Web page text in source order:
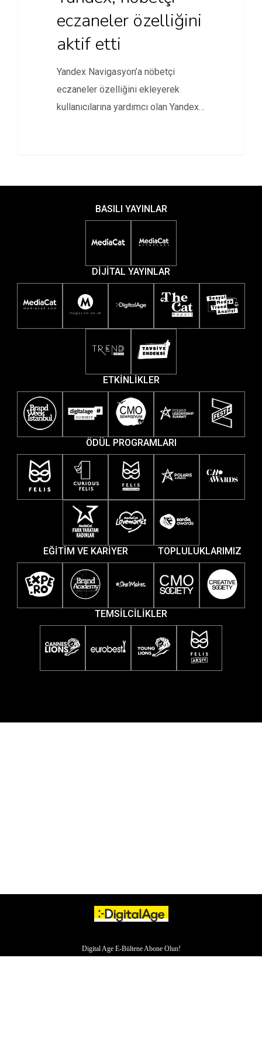
eczaneler özelliğini
aktif etti
Yandex Navigasyon’a nöbetçi
eczaneler özelliğini ekleyerek
kullanıcılarına yardımcı olan Yandex,
BASILI YAYINLAR
DİJİTAL YAYINLAR
ETKİNLİKLER
ÖDÜL PROGRAMLARI
EĞİTİM VE KARİYER TOPLULUKLARIMIZ
TEMSİLCİLİKLER
Digital Age E-Bültene Abone Olun!